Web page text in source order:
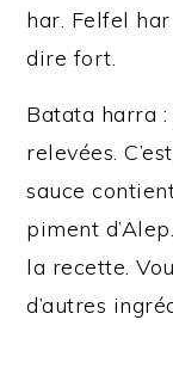
har. Felfel
dire fort.
Batata harra
relevées.
sauce
piment
la recette.
d’autres